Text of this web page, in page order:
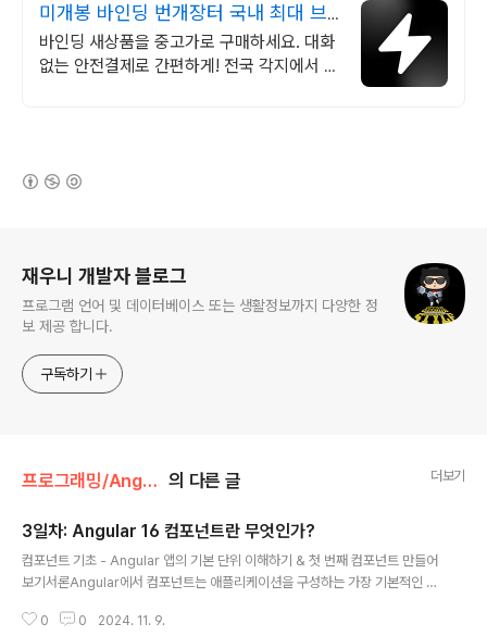
미개봉 바인딩 번개장터 국내 최대 브
랜드 중고거래
바인딩 새상품을 중고가로 구매하세요. 대화
없는 안전결제로 간편하게! 전국 각지에서 올
재우니 개발자 블로그
프로그램 언어 및 데이터베이스 또는 생활정보까지 다양한 정
보 제공 합니다.
구독하기
프로그래밍/Angular 의 다른 글 더보기
3일차: Angular 16 컴포넌트란 무엇인가?
컴포넌트 기초 - Angular 앱의 기본 단위 이해하기 & 첫 번째 컴포넌트 만들어
보기서론Angular에서 컴포넌트는 애플리케이션을 구성하는 가장 기본적인 단
gular 앱의 구조를 설계하고, 데이터를 표시하거나 사용자 입력을 처리하는 역
0 0 2024. 11. 9.